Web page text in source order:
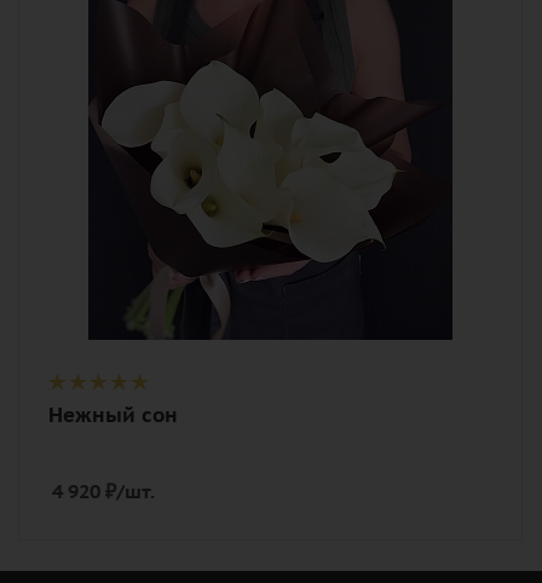
калла, лента, дизайнерская упаковка
Нежный сон
4 920 ₽/шт.